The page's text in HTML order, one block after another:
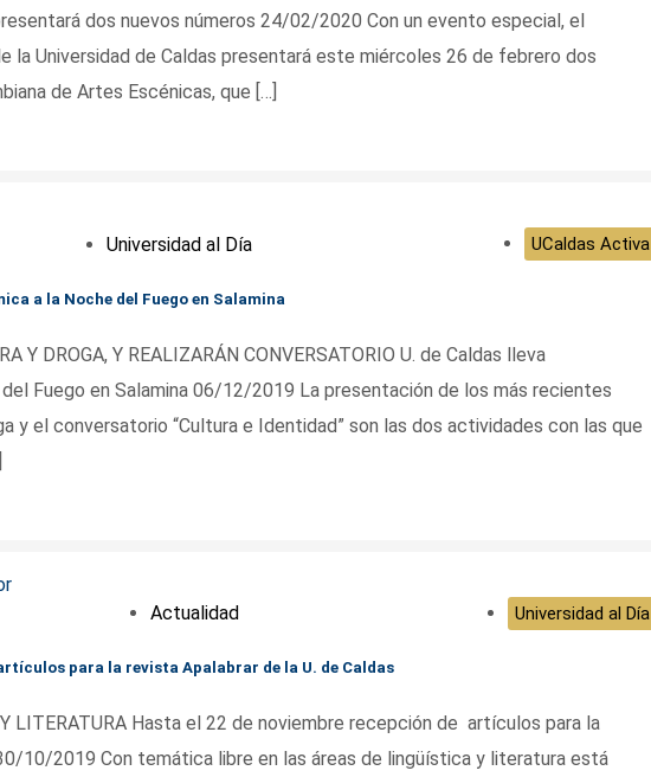
dos nuevos números 24/02/2020 Con un evento especial, el
la Universidad de Caldas presentará este miércoles 26 de febrero dos
de Artes Escénicas, que […]
Universidad al Día UCaldas Activa
a la Noche del Fuego en Salamina
Y DROGA, Y REALIZARÁN CONVERSATORIO U. de Caldas lleva
Fuego en Salamina 06/12/2019 La presentación de los más recientes
y el conversatorio “Cultura e Identidad” son las dos actividades con las que
Actualidad Universidad al Día
para la revista Apalabrar de la U. de Caldas
LITERATURA Hasta el 22 de noviembre recepción de artículos para la
10/2019 Con temática libre en las áreas de lingüística y literatura está